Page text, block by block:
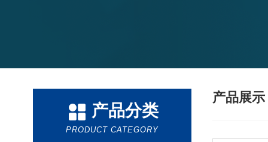
产品分类
PRODUCT CATEGORY
产品展示